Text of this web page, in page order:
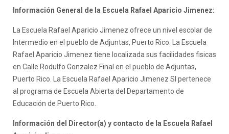
Información General de la Escuela Rafael Aparicio Jimenez:
La Escuela Rafael Aparicio Jimenez ofrece un nivel escolar de
Intermedio en el pueblo de Adjuntas, Puerto Rico. La Escuela
Rafael Aparicio Jimenez tiene localizada sus facilidades fisicas
en Calle Rodulfo Gonzalez Final en el pueblo de Adjuntas,
Puerto Rico. La Escuela Rafael Aparicio Jimenez SI pertenece
al programa de Escuela Abierta del Departamento de
Educación de Puerto Rico.
Información del Director(a) y contacto de la Escuela Rafael